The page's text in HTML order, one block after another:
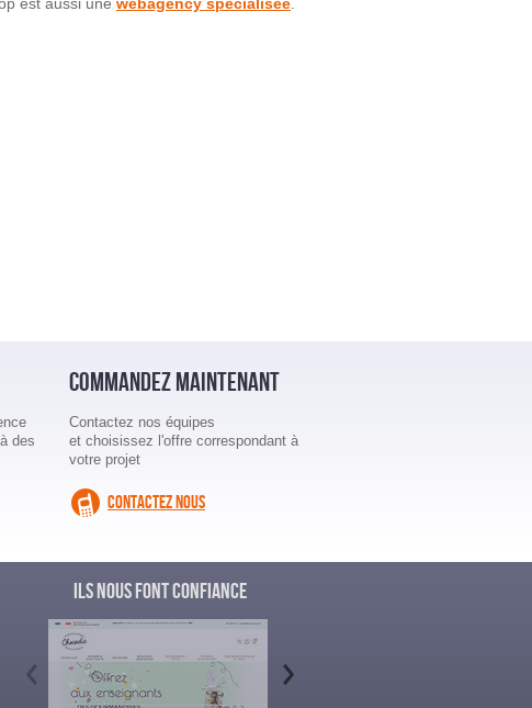
des
COMMANDEZ MAINTENANT
Contactez nos équipes
et choisissez l'offre correspondant à
votre projet
CONTACTEZ NOUS
ILS NOUS FONT CONFIANCE